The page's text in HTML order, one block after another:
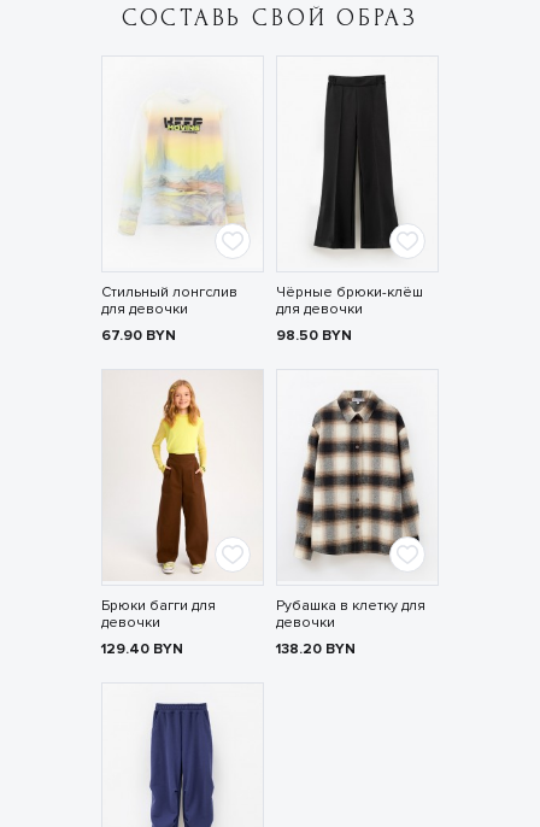
СОСТАВЬ СВОЙ ОБРАЗ
Стильный лонгслив
для девочки
67.90 BYN
Чёрные брюки-клёш
для девочки
98.50 BYN
Брюки багги для
девочки
129.40 BYN
Рубашка в клетку для
девочки
138.20 BYN